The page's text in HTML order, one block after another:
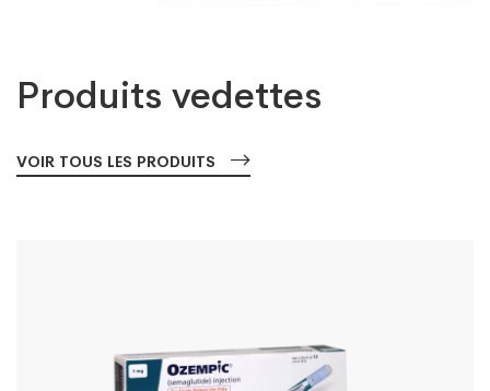
Produits vedettes
VOIR TOUS LES PRODUITS